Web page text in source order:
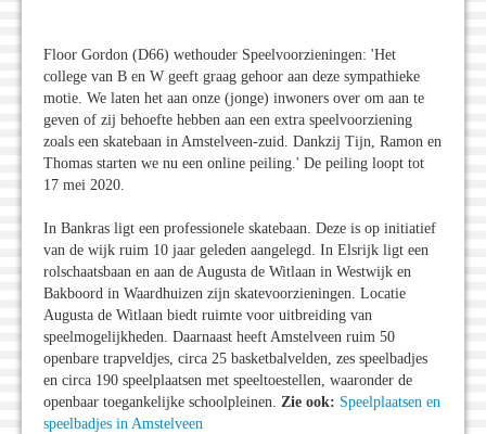
Floor Gordon (D66) wethouder Speelvoorzieningen: 'Het
college van B en W geeft graag gehoor aan deze sympathieke
motie. We laten het aan onze (jonge) inwoners over om aan te
geven of zij behoefte hebben aan een extra speelvoorziening
zoals een skatebaan in Amstelveen-zuid. Dankzij Tijn, Ramon en
Thomas starten we nu een online peiling.' De peiling loopt tot
17 mei 2020.
In Bankras ligt een professionele skatebaan. Deze is op initiatief
van de wijk ruim 10 jaar geleden aangelegd. In Elsrijk ligt een
rolschaatsbaan en aan de Augusta de Witlaan in Westwijk en
Bakboord in Waardhuizen zijn skatevoorzieningen. Locatie
Augusta de Witlaan biedt ruimte voor uitbreiding van
speelmogelijkheden. Daarnaast heeft Amstelveen ruim 50
openbare trapveldjes, circa 25 basketbalvelden, zes speelbadjes
en circa 190 speelplaatsen met speeltoestellen, waaronder de
openbaar toegankelijke schoolpleinen. Zie ook: Speelplaatsen en
speelbadjes in Amstelveen